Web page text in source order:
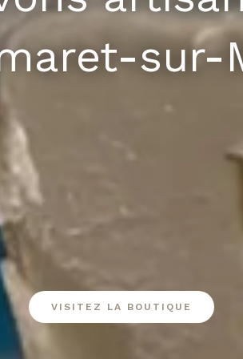
sur-
VISITEZ LA BOUTIQUE